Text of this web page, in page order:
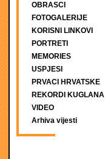
OBRASCI
FOTOGALERIJE
KORISNI LINKOVI
PORTRETI
MEMORIES
USPJESI
PRVACI HRVATSKE
REKORDI KUGLANA
VIDEO
Arhiva vijesti